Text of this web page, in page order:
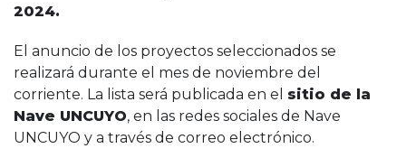
2024.
El anuncio de los proyectos seleccionados se
realizará durante el mes de noviembre del
corriente. La lista será publicada en el sitio de la
Nave UNCUYO, en las redes sociales de Nave
UNCUYO y a través de correo electrónico.